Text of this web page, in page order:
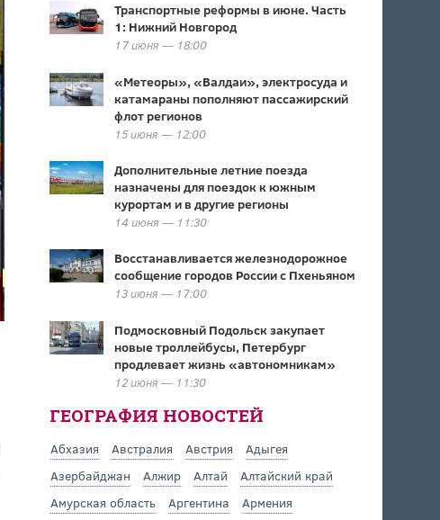
Транспортные реформы в июне. Часть
1: Нижний Новгород
17 июня — 18:00
«Метеоры», «Валдаи», электросуда и
катамараны пополняют пассажирский
флот регионов
15 июня — 12:00
Дополнительные летние поезда
назначены для поездок к южным
курортам и в другие регионы
14 июня — 11:30
Восстанавливается железнодорожное
сообщение городов России с Пхеньяном
13 июня — 17:00
Подмосковный Подольск закупает
новые троллейбусы, Петербург
продлевает жизнь «автономникам»
12 июня — 11:30
ГЕОГРАФИЯ НОВОСТЕЙ
Абхазия Австралия Австрия
Адыгея
Азербайджан
Алжир Алтай
Алтайский край
Амурская область
Аргентина
Армения